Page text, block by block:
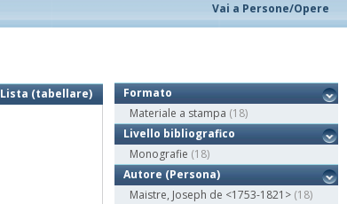
Vai a Persone/Opere
Lista (tabellare)
Formato
Materiale a stampa (18)
Livello bibliografico
Monografie (18)
Autore (Persona)
Maistre, Joseph de <1753-1821> (18)